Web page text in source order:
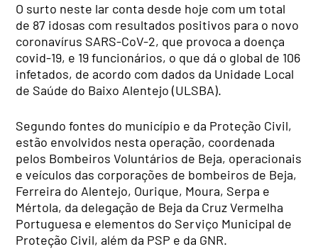
O surto neste lar conta desde hoje com um total
de 87 idosas com resultados positivos para o novo
coronavírus SARS-CoV-2, que provoca a doença
covid-19, e 19 funcionários, o que dá o global de 106
infetados, de acordo com dados da Unidade Local
de Saúde do Baixo Alentejo (ULSBA).
Segundo fontes do município e da Proteção Civil,
estão envolvidos nesta operação, coordenada
pelos Bombeiros Voluntários de Beja, operacionais
e veículos das corporações de bombeiros de Beja,
Ferreira do Alentejo, Ourique, Moura, Serpa e
Mértola, da delegação de Beja da Cruz Vermelha
Portuguesa e elementos do Serviço Municipal de
Proteção Civil, além da PSP e da GNR.